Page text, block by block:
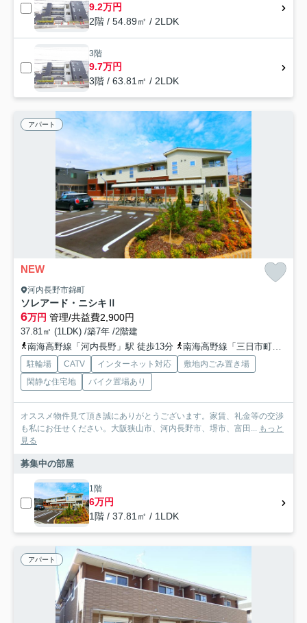
9.2万円
2階 / 54.89㎡ / 2LDK
3階
9.7万円
3階 / 63.81㎡ / 2LDK
アパート
NEW
河内長野市錦町
ソレアード・ニシキⅡ
6万円 管理/共益費2,900円
37.81㎡ (1LDK) /築7年 /2階建
南海高野線「河内長野」駅 徒歩13分
南海高野線「三日市町」駅 徒歩28分
駐輪場 CATV インターネット対応
敷地内ごみ置き場
閑静な住宅地
バイク置場あり
オススメ物件見て頂き誠にありがとうございます。家賃、礼金等の交渉
も私にお任せください。大阪狭山市、河内長野市、堺市、富田... もっと
見る
募集中の部屋
1階
6万円
1階 / 37.81㎡ / 1LDK
アパート